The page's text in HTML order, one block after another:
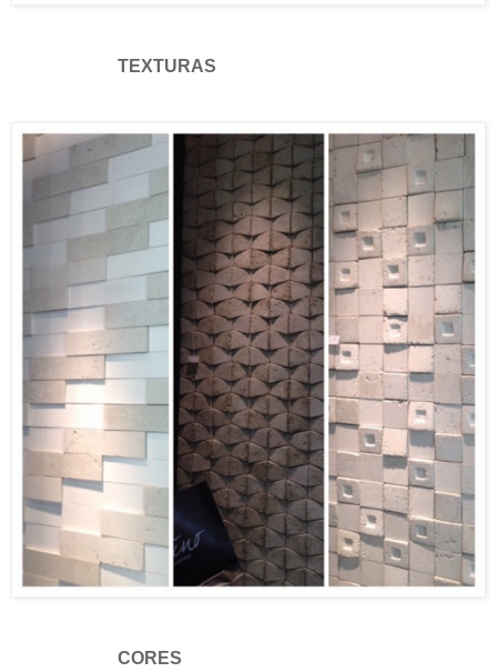
TEXTURAS
CORES